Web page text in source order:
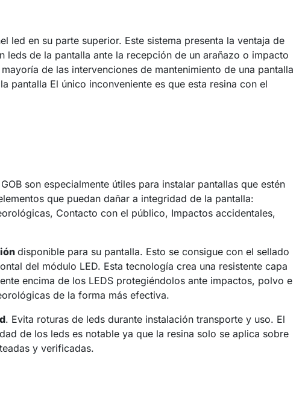
led en su parte superior. Este sistema presenta la ventaja de
de la pantalla ante la recepción de un arañazo o impacto
de las intervenciones de mantenimiento de una pantalla
pantalla El único inconveniente es que esta resina con el
son especialmente útiles para instalar pantallas que estén
que puedan dañar a integridad de la pantalla:
Contacto con el público, Impactos accidentales,
disponible para su pantalla. Esto se consigue con el sellado
del módulo LED. Esta tecnología crea una resistente capa
encima de los LEDS protegiéndolos ante impactos, polvo e
de la forma más efectiva.
. Evita roturas de leds durante instalación transporte y uso. El
de los leds es notable ya que la resina solo se aplica sobre
y verificadas.